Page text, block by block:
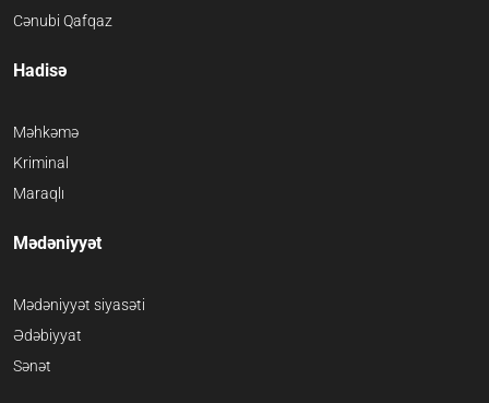
Cənubi Qafqaz
Hadisə
Məhkəmə
Kriminal
Maraqlı
Mədəniyyət
Mədəniyyət siyasəti
Ədəbiyyat
Sənət